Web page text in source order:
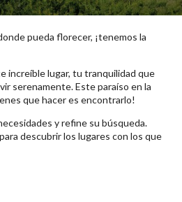
pueda florecer, ¡tenemos la
increíble lugar, tu tranquilidad que
serenamente. Este paraíso en la
que hacer es encontrarlo!
y refine su búsqueda.
descubrir los lugares con los que